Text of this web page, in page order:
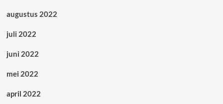
augustus 2022
juli 2022
juni 2022
mei 2022
april 2022